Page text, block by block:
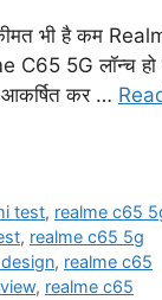
भी है कम
C65 5G लॉन्च हो
आकर्षित कर …
test, realme c65
, realme c65 5g
, realme c65
, realme c65